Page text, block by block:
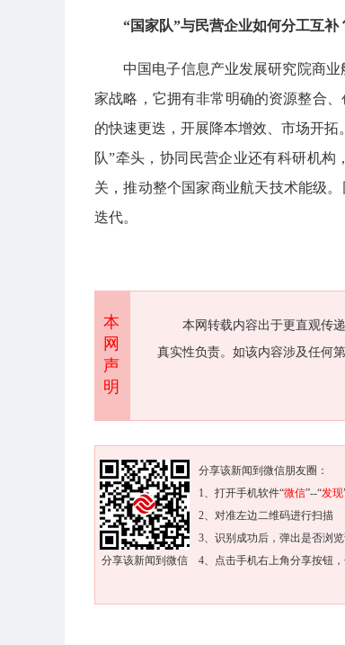
“国家队”与民营企业如何分工互补
中国电子信息产业发展研究院商
家战略，它拥有非常明确的资源整合
的快速更迭，开展降本增效、市场开
队”牵头，协同民营企业还有科研机
关，推动整个国家商业航天技术能级
迭代。
本
网
声
明
本网转载内容出于更直观传
真实性负责。如该内容涉及任何
分享该新闻到微信
分享该新闻到微信朋友圈：
1、打开手机软件“微信”--“发现
2、对准左边二维码进行扫描
3、识别成功后，弹出是否浏览
4、点击手机右上角分享按钮，